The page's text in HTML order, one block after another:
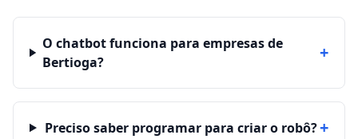
O chatbot funciona para empresas de
Bertioga?
+
Preciso saber programar para criar o robô?+